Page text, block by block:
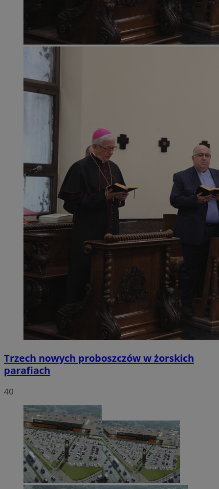
Trzech nowych proboszczów w żorskich
parafiach
40